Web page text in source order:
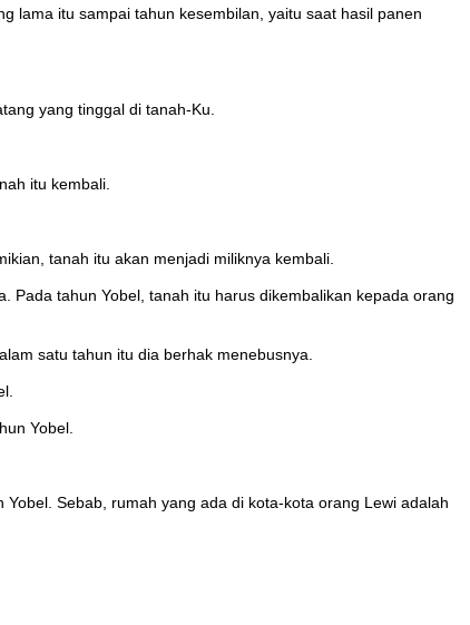
lama itu sampai tahun kesembilan, yaitu saat hasil panen
yang tinggal di tanah-Ku.
itu kembali.
tanah itu akan menjadi miliknya kembali.
Pada tahun Yobel, tanah itu harus dikembalikan kepada orang
satu tahun itu dia berhak menebusnya.
Yobel.
Sebab, rumah yang ada di kota-kota orang Lewi adalah